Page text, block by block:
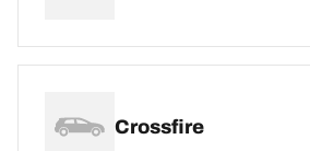
Crossfire